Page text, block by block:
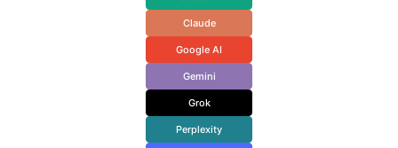
Claude
Google AI
Gemini
Grok
Perplexity